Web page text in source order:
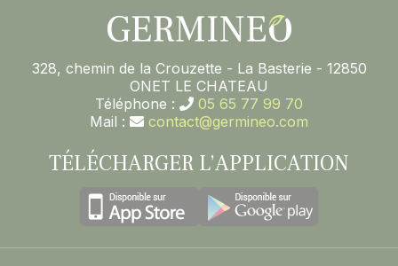
328, chemin de la Crouzette - La Basterie - 12850
ONET LE CHATEAU
Téléphone :
05 65 77 99 70
Mail :
contact@germineo.com
TÉLÉCHARGER L’APPLICATION